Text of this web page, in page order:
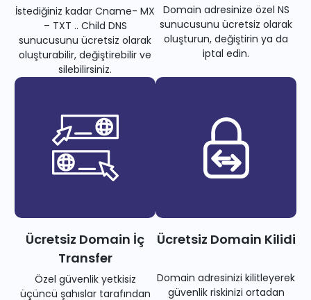
İstediğiniz kadar Cname- MX
– TXT .. Child DNS
sunucusunu ücretsiz olarak
oluşturabilir, değiştirebilir ve
silebilirsiniz.
Domain adresinize özel NS
sunucusunu ücretsiz olarak
oluşturun, değiştirin ya da
iptal edin.
Ücretsiz Domain İç
Transfer
Özel güvenlik yetkisiz
üçüncü şahıslar tarafından
Ücretsiz Domain Kilidi
Domain adresinizi kilitleyerek
güvenlik riskinizi ortadan